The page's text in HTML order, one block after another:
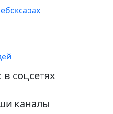
соцсетях
каналы